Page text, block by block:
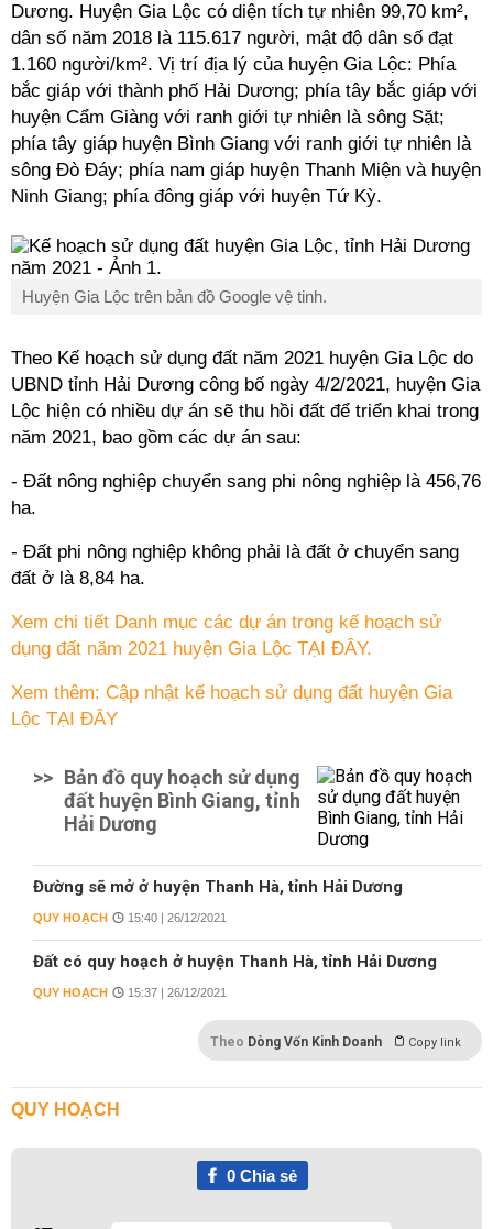
Dương. Huyện Gia Lộc có diện tích tự nhiên 99,70 km²,
dân số năm 2018 là 115.617 người, mật độ dân số đạt
1.160 người/km². Vị trí địa lý của huyện Gia Lộc: Phía
bắc giáp với thành phố Hải Dương; phía tây bắc giáp với
huyện Cẩm Giàng với ranh giới tự nhiên là sông Sặt;
phía tây giáp huyện Bình Giang với ranh giới tự nhiên là
sông Đò Đáy; phía nam giáp huyện Thanh Miện và huyện
Ninh Giang; phía đông giáp với huyện Tứ Kỳ.
Huyện Gia Lộc trên bản đồ Google vệ tinh.
Theo Kế hoạch sử dụng đất năm 2021 huyện Gia Lộc do
UBND tỉnh Hải Dương công bố ngày 4/2/2021, huyện Gia
Lộc hiện có nhiều dự án sẽ thu hồi đất để triển khai trong
năm 2021, bao gồm các dự án sau:
- Đất nông nghiệp chuyển sang phi nông nghiệp là 456,76
ha.
- Đất phi nông nghiệp không phải là đất ở chuyển sang
đất ở là 8,84 ha.
Xem chi tiết Danh mục các dự án trong kế hoạch sử
dụng đất năm 2021 huyện Gia Lộc TẠI ĐÂY.
Xem thêm: Cập nhật kế hoạch sử dụng đất huyện Gia
Lộc TẠI ĐÂY
>> Bản đồ quy hoạch sử dụng
đất huyện Bình Giang, tỉnh
Hải Dương
Đường sẽ mở ở huyện Thanh Hà, tỉnh Hải Dương
QUY HOẠCH 15:40 | 26/12/2021
Đất có quy hoạch ở huyện Thanh Hà, tỉnh Hải Dương
QUY HOẠCH 15:37 | 26/12/2021
Theo Dòng Vốn Kinh Doanh Copy link
QUY HOẠCH
0Chia sẻ